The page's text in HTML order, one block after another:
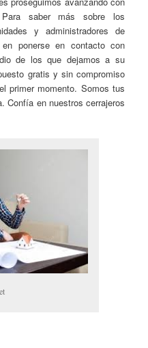
saber más sobre los
y administradores de
ponerse en contacto con
de los que dejamos a su
gratis y sin compromiso
primer momento. Somos tus
Confía en nuestros cerrajeros